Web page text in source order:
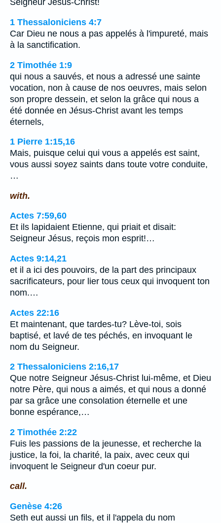
Seigneur Jésus-Christ!
1 Thessaloniciens 4:7
Car Dieu ne nous a pas appelés à l'impureté, mais
à la sanctification.
2 Timothée 1:9
qui nous a sauvés, et nous a adressé une sainte
vocation, non à cause de nos oeuvres, mais selon
son propre dessein, et selon la grâce qui nous a
été donnée en Jésus-Christ avant les temps
éternels,
1 Pierre 1:15,16
Mais, puisque celui qui vous a appelés est saint,
vous aussi soyez saints dans toute votre conduite,
…
with.
Actes 7:59,60
Et ils lapidaient Etienne, qui priait et disait:
Seigneur Jésus, reçois mon esprit!…
Actes 9:14,21
et il a ici des pouvoirs, de la part des principaux
sacrificateurs, pour lier tous ceux qui invoquent ton
nom.…
Actes 22:16
Et maintenant, que tardes-tu? Lève-toi, sois
baptisé, et lavé de tes péchés, en invoquant le
nom du Seigneur.
2 Thessaloniciens 2:16,17
Que notre Seigneur Jésus-Christ lui-même, et Dieu
notre Père, qui nous a aimés, et qui nous a donné
par sa grâce une consolation éternelle et une
bonne espérance,…
2 Timothée 2:22
Fuis les passions de la jeunesse, et recherche la
justice, la foi, la charité, la paix, avec ceux qui
invoquent le Seigneur d'un coeur pur.
call.
Genèse 4:26
Seth eut aussi un fils, et il l'appela du nom